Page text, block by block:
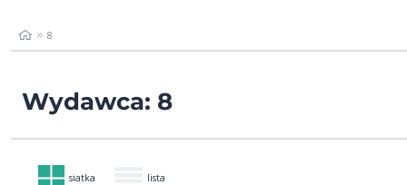
8
Wydawca: 8
siatka lista